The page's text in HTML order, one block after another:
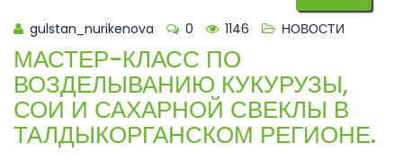
gulstan_nurikenova 0 1146 НОВОСТИ
МАСТЕР-КЛАСС ПО
ВОЗДЕЛЫВАНИЮ КУКУРУЗЫ,
СОИ И САХАРНОЙ СВЕКЛЫ В
ТАЛДЫКОРГАНСКОМ РЕГИОНЕ.